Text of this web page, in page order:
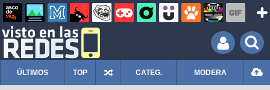
ÚLTIMOS TOP CATEG. MODERA